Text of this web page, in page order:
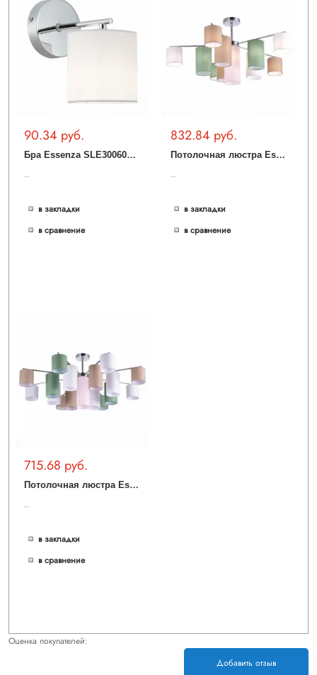
90.34 руб.
Б
ра Essenza SLE300601-01
..
в закладки
в сравнение
832.84 руб.
П
отолочная люстра Essenza SLE300602-11
..
в закладки
в сравнение
715.68 руб.
П
отолочная люстра Essenza SLE300602-17
..
в закладки
в сравнение
Оценка покупателей:
Добавить отзыв